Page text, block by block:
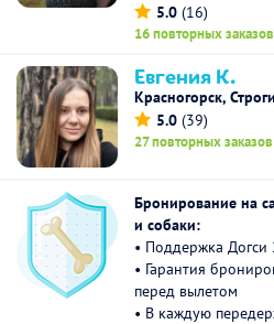
5.0 (16)
16 повторных заказов
Евгения К.
Красногорск,
5.0 (39)
27 повторных заказов
Бронирование на
и собаки:
• Поддержка Догси
• Гарантия
перед вылетом
• В каждую